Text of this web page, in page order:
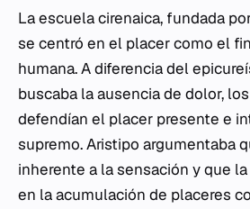
La escuela cirenaica, fundada
se centró en el placer como el
humana. A diferencia del
buscaba la ausencia de dolor,
defendían el placer presente e
supremo. Aristipo argumentaba
inherente a la sensación y que
en la acumulación de placeres